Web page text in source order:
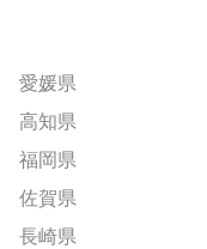
愛媛県
高知県
福岡県
佐賀県
長崎県